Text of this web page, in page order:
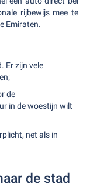
rijbewijs mee te
Emiraten.
Er zijn vele
de
in de woestijn wilt
net als in
de stad